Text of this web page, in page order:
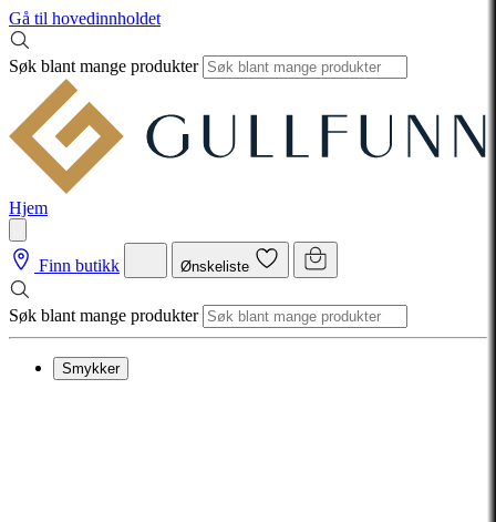
Gå til hovedinnholdet
Søk blant mange produkter
Hjem
Finn butikk Ønskeliste
Søk blant mange produkter
Smykker